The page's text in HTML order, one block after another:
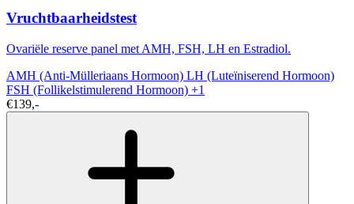
Vruchtbaarheidstest
Ovariële reserve panel met AMH, FSH, LH en Estradiol.
AMH (Anti-Mülleriaans Hormoon) LH (Luteïniserend Hormoon)
FSH (Follikelstimulerend Hormoon) +1
€139,-